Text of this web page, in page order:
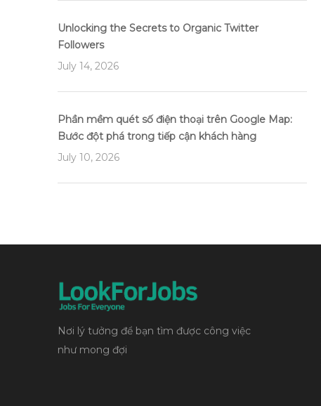
Unlocking the Secrets to Organic Twitter
Followers
July 14, 2026
Phần mềm quét số điện thoại trên Google Map:
Bước đột phá trong tiếp cận khách hàng
July 10, 2026
Nơi lý tưởng để bạn tìm được công việc
như mong đợi